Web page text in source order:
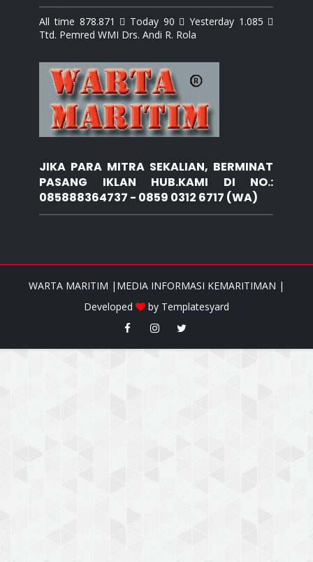
All time 878.871  Today 90  Yesterday 1.085 
Ttd. Pemred WMI Drs. Andi R. Rola
JIKA PARA MITRA SEKALIAN, BERMINAT
PASANG IKLAN HUB.KAMI DI NO.:
085888364737 - 0859 0312 6717 (WA)
WARTA MARITIM |MEDIA INFORMASI KEMARITIMAN |
Developed
by Templatesyard